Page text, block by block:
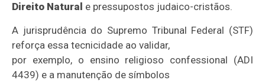
Direito Natural e pressupostos judaico-cristãos.
A jurisprudência do Supremo Tribunal Federal (STF)
reforça essa tecnicidade ao validar,
por exemplo, o ensino religioso confessional (ADI
4439) e a manutenção de símbolos